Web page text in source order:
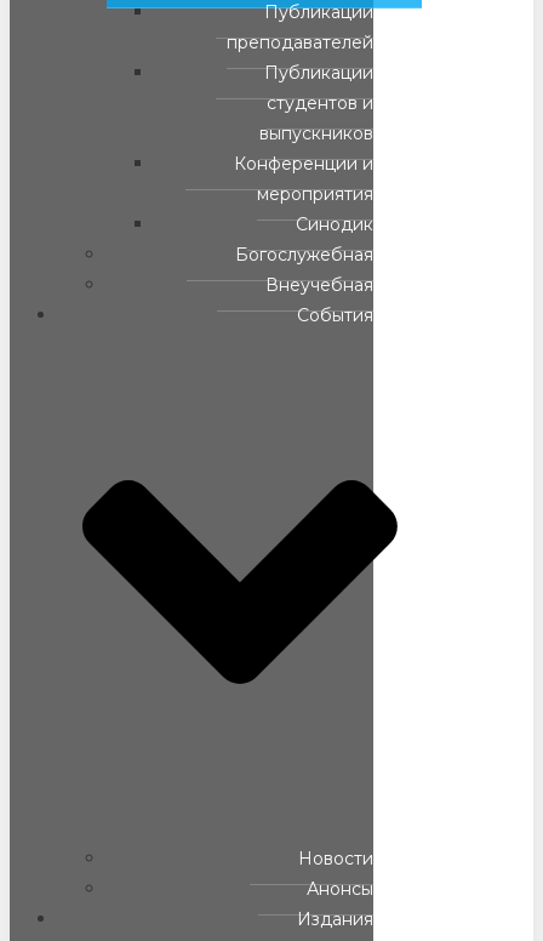
Публикации
преподавателей
Публикации
студентов и
выпускников
Конференции и
мероприятия
Синодик
Богослужебная
Внеучебная
События
Новости
Анонсы
Издания